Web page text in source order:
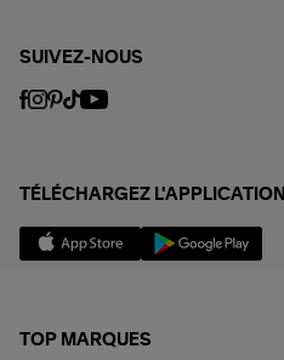
SUIVEZ-NOUS
TÉLÉCHARGEZ L'APPLICATION
TOP MARQUES